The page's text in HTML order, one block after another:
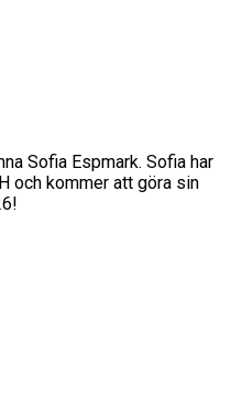
Sofia Espmark. Sofia har
och kommer att göra sin